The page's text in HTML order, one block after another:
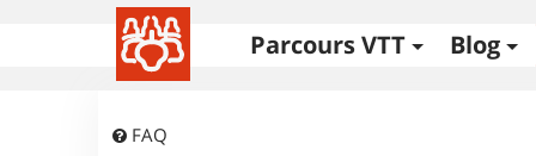
Parcours VTT Blog
FAQ